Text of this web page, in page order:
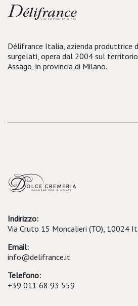
Délifrance Italia, azienda produttrice
surgelati, opera dal 2004 sul
Assago, in provincia di Milano.
Indirizzo:
Via Cruto 15 Moncalieri (TO), 10024
Email:
info@delifrance.it
Telefono:
+39 011 68 93 559